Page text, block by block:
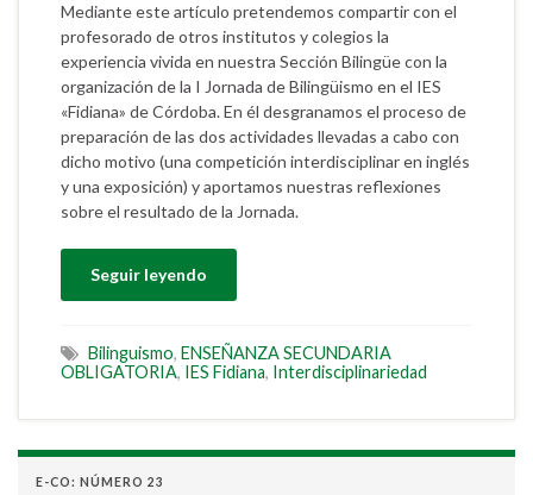
Mediante este artículo pretendemos compartir con el
profesorado de otros institutos y colegios la
experiencia vivida en nuestra Sección Bilingüe con la
organización de la I Jornada de Bilingüismo en el IES
«Fidiana» de Córdoba. En él desgranamos el proceso de
preparación de las dos actividades llevadas a cabo con
dicho motivo (una competición interdisciplinar en inglés
y una exposición) y aportamos nuestras reflexiones
sobre el resultado de la Jornada.
Seguir leyendo
Bilinguismo, ENSEÑANZA SECUNDARIA
OBLIGATORIA, IES Fidiana, Interdisciplinariedad
E-CO: NÚMERO 23